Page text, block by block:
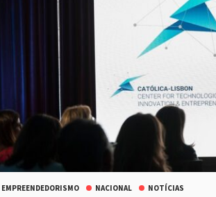
EMPREENDEDORISMO NACIONAL NOTÍCIAS